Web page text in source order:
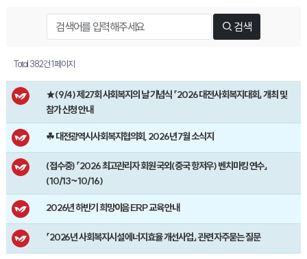
검색
Total 382건1 페이지
★(9/4) 제27회 사회복지의 날 기념식 「2026 대전사회복지대회」 개최 및
참가 신청 안내
☘ 대전광역시사회복지협의회, 2026년 7월 소식지
(접수중) 「2026 최고관리자 회원 국외(중국 항저우) 벤치마킹 연수」
(10/13~10/16)
2026년 하반기 희망이음 ERP 교육 안내
「2026년 사회복지시설 에너지효율 개선사업」 관련 자주묻는 질문